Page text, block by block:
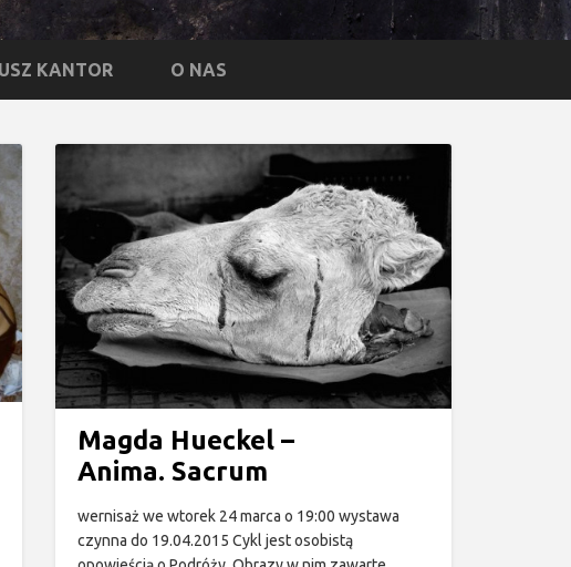
KANTOR O NAS
Magda Hueckel –
Anima. Sacrum
wernisaż we wtorek 24 marca o 19:00 wystawa
czynna do 19.04.2015 Cykl jest osobistą